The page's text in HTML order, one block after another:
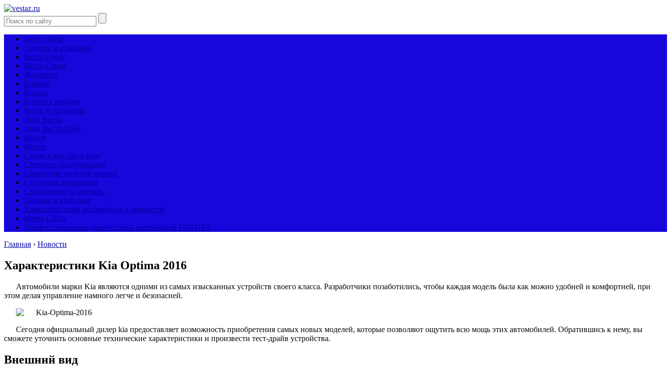
карта сайта
Тюнинг и стайлинг
Веста Кросс
Веста Спорт
Жидкости
Климат
Колеса
Коробка передач
Кузов и багажник
Лада Веста
Лада Веста CNG
Мозги
Мотор
Салон и все что в нем
Световое оборудование
Сравнение моделей машин
Страницы механиков
Страхование и кредиты
Тюнинг и стайлинг
Характеристики автомобиля и запчастей
Карта Сайта
Профессиональная диагностика автомобиля TOYOTA
Главная › Новости
Характеристики Kia Optima 2016
Автомобили марки Kia являются одними из самых изысканных устройств своего класса. Разработчики позаботились, чтобы каждая модель была как можно удобней и комфортней, при
этом делая управление намного легче и безопасней.
Сегодня официальный дилер kia предоставляет возможность приобретения самых новых моделей, которые позволяют ощутить всю мощь этих автомобилей. Обратившись к нему, вы
сможете уточнить основные технические характеристики и произвести тест-драйв устройства.
Внешний вид